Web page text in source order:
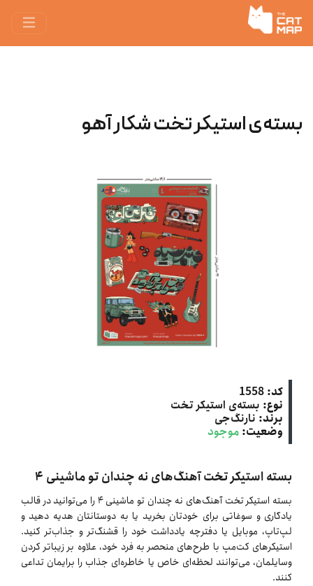
بسته‌ی استیکر تخت شکار آهو
کد: 1558
نوع: بسته‌ی استیکر تخت
برند: نارنگ‌جی
وضعیت: موجود
بسته استیکر تخت آهنگ‌های نه چندان تو ماشینی ۴
بسته استیکر تخت آهنگ‌های نه چندان تو ماشینی ۴ را می‌توانید در قالب
یادگاری و سوغاتی برای خودتان بخرید یا به دوستانتان هدیه دهید و
لپ‌تاپ، موبایل یا دفترچه یادداشت خود را قشنگ‌تر و جذاب‌تر کنید.
استیکرهای کت‌مپ با طرح‌های منحصر به فرد خود، علاوه بر زیباتر کردن
وسایلمان، می‌توانند لحظه‌ای خاص یا خاطره‌ای جذاب را برایمان تداعی
کنند.